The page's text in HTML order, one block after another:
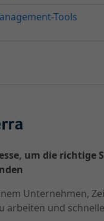
Tools
um die richtige
Unternehmen,
arbeiten und